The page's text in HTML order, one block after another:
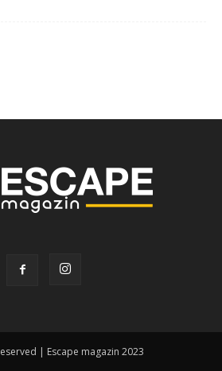
| Escape magazin 2023